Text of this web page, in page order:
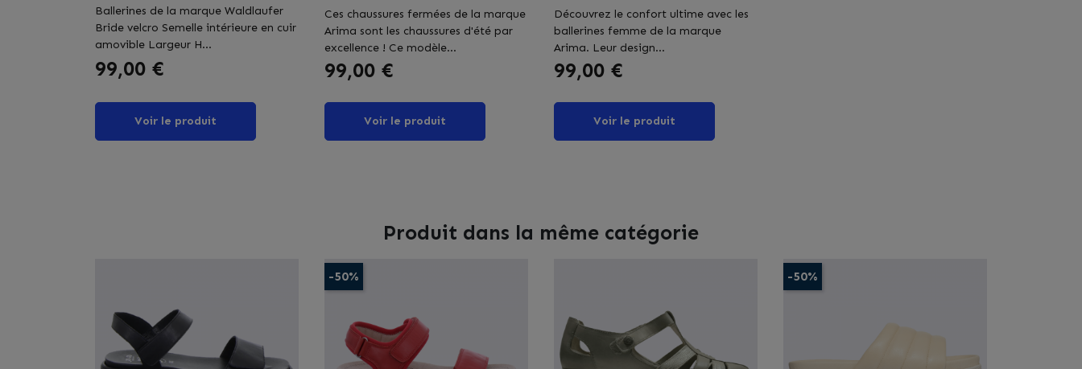
Ballerines de la marque Waldlaufer
Bride velcro Semelle intérieure en cuir
amovible Largeur H...
Prix
99,00 €
Voir le produit
Ces chaussures fermées de la marque
Arima sont les chaussures d'été par
excellence ! Ce modèle...
Prix
99,00 €
Voir le produit
Découvrez le confort ultime avec les
ballerines femme de la marque
Arima. Leur design...
Prix
99,00 €
Voir le produit
Produit dans la même catégorie
-50% -50%